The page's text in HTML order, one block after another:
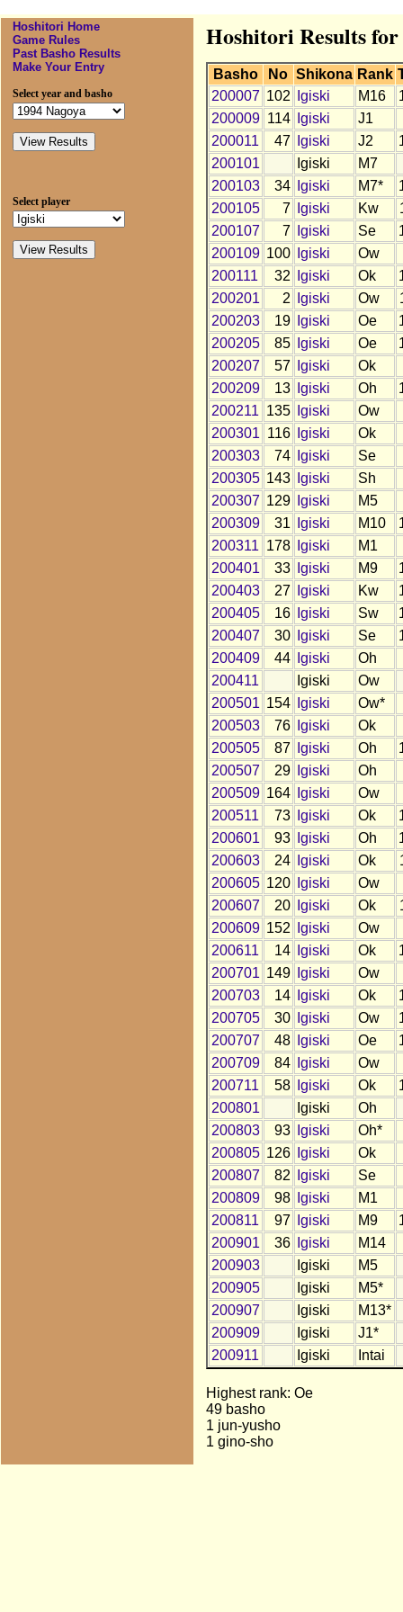
Hoshitori Home
Game Rules
Past Basho Results
Make Your Entry
Select year and basho
Select player
Hoshitori Results
Basho No Shikona Rank
200007 102 Igiski M16
200009 114 Igiski
J1
200011
47 Igiski J2
200101
Igiski
M7
200103
34 Igiski M7*
200105
7 Igiski Kw
200107
7 Igiski Se
200109 100 Igiski
Ow
200111
32 Igiski Ok
200201
2 Igiski Ow
200203
19 Igiski Oe
200205
85 Igiski Oe
200207
57 Igiski
Ok
200209
13 Igiski Oh
200211 135 Igiski
Ow
200301 116 Igiski
Ok
200303
74 Igiski
Se
200305 143 Igiski
Sh
200307 129 Igiski
M5
200309
31 Igiski M10
200311 178 Igiski
M1
200401
33 Igiski M9
200403
27 Igiski Kw
200405
16 Igiski Sw
200407
30 Igiski Se
200409
44 Igiski
Oh
200411
Igiski
Ow
200501 154 Igiski
Ow*
200503
76 Igiski
Ok
200505
87 Igiski Oh
200507
29 Igiski
Oh
200509 164 Igiski
Ow
200511
73 Igiski Ok
200601
93 Igiski Oh
200603
24 Igiski Ok
200605 120 Igiski
Ow
200607
20 Igiski Ok
200609 152 Igiski
Ow
200611
14 Igiski Ok
200701 149 Igiski
Ow
200703
14 Igiski Ok
200705
30 Igiski Ow
200707
48 Igiski Oe
200709
84 Igiski
Ow
200711
58 Igiski Ok
200801
Igiski
Oh
200803
93 Igiski
Oh*
200805 126 Igiski
Ok
200807
82 Igiski
Se
200809
98 Igiski
M1
200811
97 Igiski M9
200901
36 Igiski
M14
200903
Igiski
M5
200905
Igiski
M5*
200907
Igiski
M13*
200909
Igiski
J1*
200911
Igiski Intai
Highest rank: Oe
49 basho
1 jun-yusho
1 gino-sho